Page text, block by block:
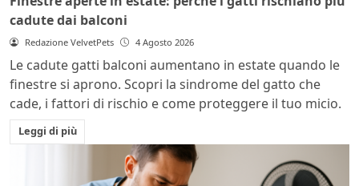
cadute dai balconi
Redazione VelvetPets 4 Agosto 2026
Le cadute gatti balconi aumentano in estate quando le
finestre si aprono. Scopri la sindrome del gatto che
cade, i fattori di rischio e come proteggere il tuo micio.
Leggi di più